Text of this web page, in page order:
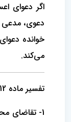
اگر دعوای
دعوی، مدعی
خوانده
می‌کند.
تفسیر ماده 12 قانون نحوه اجرای محکومیت‌های مالی:
1- تقاضای